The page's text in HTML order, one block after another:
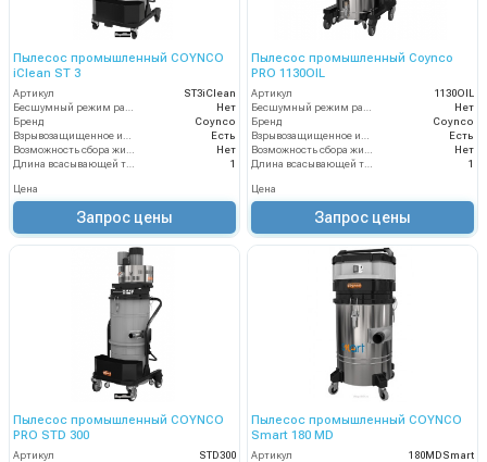
Пылесос промышленный COYNCO
iClean ST 3
Артикул
ST3iClean
Нет
Бренд
Coynco
Есть
Нет
1
Цена
Запрос цены
Пылесос промышленный Coynco
PRO 1130OIL
Артикул
1130OIL
Нет
Бренд
Coynco
Есть
Нет
1
Цена
Запрос цены
Пылесос промышленный COYNCO
PRO STD 300
Артикул
STD300
Пылесос промышленный COYNCO
Smart 180 MD
Артикул
180MDSmart